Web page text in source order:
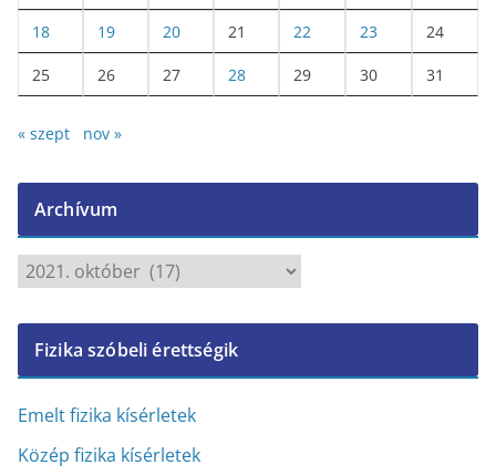
18 19 20 21 22 23 24
25 26 27 28 29 30 31
« szept nov »
Archívum
r
c
í
v
m
Fizika szóbeli érettségik
Emelt fizika kísérletek
Közép fizika kísérletek